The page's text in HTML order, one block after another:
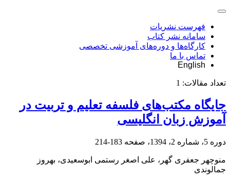
فهرست نشریات
سامانه نشر کتاب
کارگاه‌ها و دوره‌های آموزشی تخصصی
تماس با ما
English
تعداد مقالات: 1
جایگاه مکتب‌های فلسفه تعلیم و تربیت در
آموزش زبان انگلیسی
دوره 5، شماره 2، 1394، صفحه 183-214
منوچهر جعفری گهر، علی اصغر رستمی ابوسعیدی، بهروز
جمالوندی